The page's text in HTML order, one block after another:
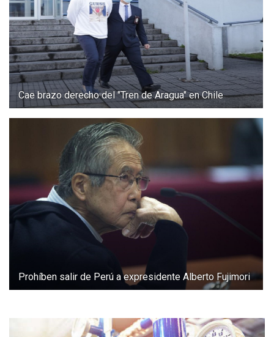
Cae brazo derecho del "Tren de Aragua" en Chile
Prohíben salir de Perú a expresidente Alberto Fujimori